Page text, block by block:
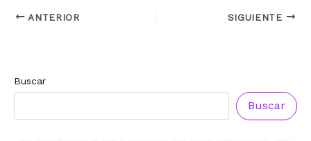
ANTERIOR SIGUIENTE
Buscar
Buscar